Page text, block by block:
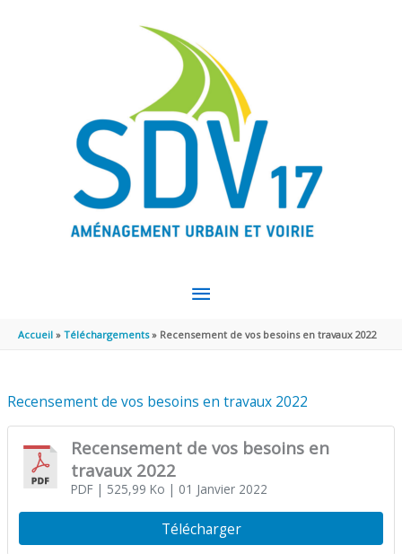
MENU
PRINCIPAL
Accueil Téléchargements Recensement de vos besoins en travaux 2022
Recensement de vos besoins en travaux 2022
Recensement de vos besoins en
travaux 2022
PDF| 525,99 Ko | 01 Janvier 2022
Télécharger